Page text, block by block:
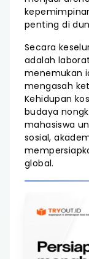
penting di
Secara
adalah
menemukan
mengasah
Kehidupan
budaya
mahasiswa
sosial,
global.